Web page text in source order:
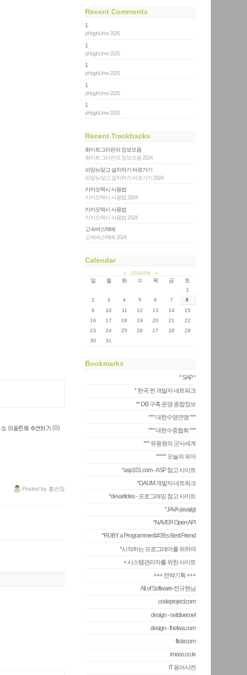
(0)
Posted by 홍반장
Recent Comments
1
pHqghUme 2025
1
pHqghUme 2025
1
pHqghUme 2025
1
pHqghUme 2025
1
pHqghUme 2025
Recent Trackbacks
화이트그리핀의 정보모음
화이트그리핀의 정보모음 2024
피망뉴맞고 설치하기 바로가기
피망뉴맞고 설치하기 바로가기 2024
카카오택시 사용법
카카오택시 사용법 2024
카카오택시 사용법
카카오택시 사용법 2024
고속버스택배
고속버스택배 2024
Calendar
« 2026/08 »
일 월 화 수 목 금 토
1
2
3 4 5 6 7
8
9
10 11 12 13 14
15
16
17 18 19 20 21
22
23
24 25 26 27 28
29
30
31
Bookmarks
* SAP *
* 한국 썬 개발자 네트워크
** DB 구축 운영 종합정보
*** 대한수영연맹 ***
*** 대한수중협회 ***
*** 유용원의 군사세계
***** 오늘의 유머
*asp101.com - ASP 참고 사이트
*DAUM 개발자 네트워크
*devarticles - 프로그래밍 참고 사이트
*JAVA-javajigi
*NAVER Open API
*RUBY a Programmer&#39;s Best Friend
*시작하는 프로그래머를 위하여
+ 시스템관리자를 위한 사이트
+++ 전략기획 +++
All of Software-전규현님
codeproject.com
design - netdiver.net
design - thefwa.com
flickr.com
imaso.co.kr
IT 용어사전